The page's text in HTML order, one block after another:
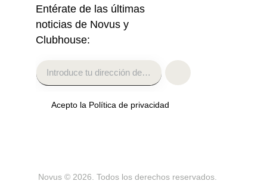
Entérate de las últimas
noticias de Novus y
Clubhouse:
Acepto la Política de privacidad
Novus © 2026. Todos los derechos reservados.